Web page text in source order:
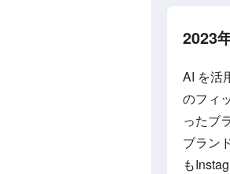
2023
AI を活
のフィ
ったブ
ブラン
も